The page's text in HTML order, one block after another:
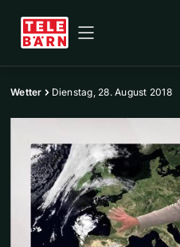
Wetter Dienstag, 28. August 2018